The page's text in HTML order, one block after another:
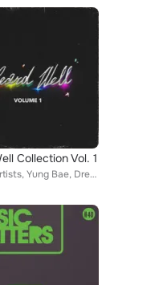
Collection Vol. 1
Various Artists, Yung Bae, Drex Carter, Elephante, Julius, Atl Smook, Saltbread, Andy Altizer, Ponytails, Sunrises, Hugh, Airlin...